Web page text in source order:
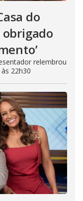
do
obrigado
relembrou
22h30